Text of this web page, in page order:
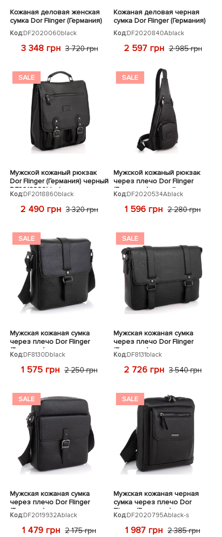
Кожаная деловая женская
сумка Dor Flinger (Германия)
черная
Код:DF2020060black
3 348 грн 3 720 грн
Кожаная деловая черная
сумка Dor Flinger (Германия)
Код:DF2020840Ablack
2 597 грн 2 985 грн
SALE
Мужской кожаный рюкзак
Dor Flinger (Германия) черный
DF2018860black
Код:DF2018860black
2 490 грн 3 320 грн
SALE
Мужской кожаный рюкзак
через плечо Dor Flinger
(Германия) черный
DF2020534Ablack
Код:DF2020534Ablack
1 596 грн 2 280 грн
SALE
Мужская кожаная сумка
через плечо Dor Flinger
(Германия) черная
DF8130Dblack
Код:DF8130Dblack
1 575 грн 2 250 грн
SALE
Мужская кожаная сумка
через плечо Dor Flinger
(Германия) черная
DF8131black
Код:DF8131black
2 726 грн 3 540 грн
SALE
Мужская кожаная сумка
через плечо Dor Flinger
(Германия) черная
DF2019932Ablack
Код:DF2019932Ablack
1 479 грн 2 175 грн
SALE
Мужская кожаная черная
сумка через плечо Dor
Flinger (Германия)
DF2020795Ablack
Код:DF2020795Ablack-s
1 987 грн 2 385 грн